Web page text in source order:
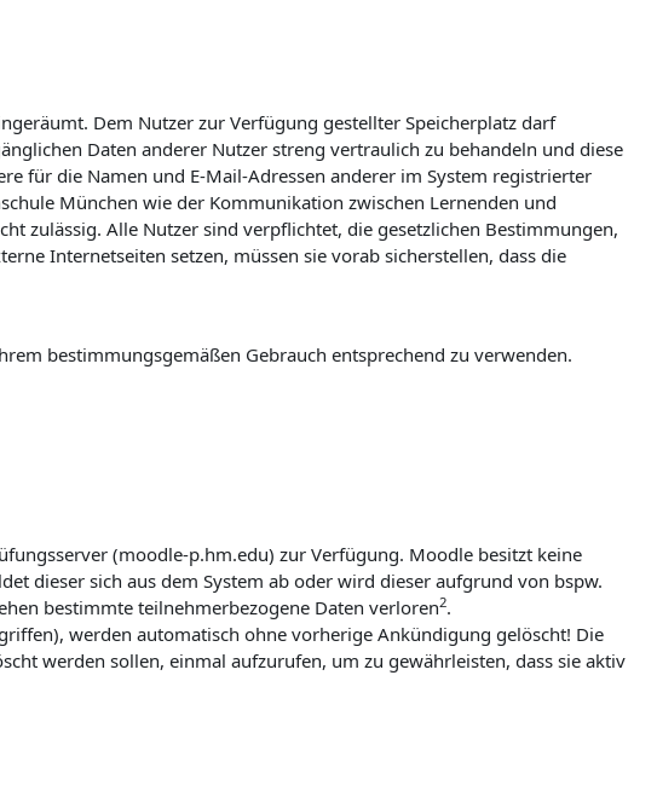
Dem Nutzer zur Verfügung gestellter Speicherplatz darf
Daten anderer Nutzer streng vertraulich zu behandeln und diese
für die Namen und E-Mail-Adressen anderer im System registrierter
München wie der Kommunikation zwischen Lernenden und
zulässig. Alle Nutzer sind verpflichtet, die gesetzlichen Bestimmungen,
Internetseiten setzen, müssen sie vorab sicherstellen, dass die
bestimmungsgemäßen Gebrauch entsprechend zu verwenden.
(moodle-p.hm.edu) zur Verfügung. Moodle besitzt keine
dieser sich aus dem System ab oder wird dieser aufgrund von bspw.
bestimmte teilnehmerbezogene Daten verloren2.
werden automatisch ohne vorherige Ankündigung gelöscht! Die
werden sollen, einmal aufzurufen, um zu gewährleisten, dass sie aktiv